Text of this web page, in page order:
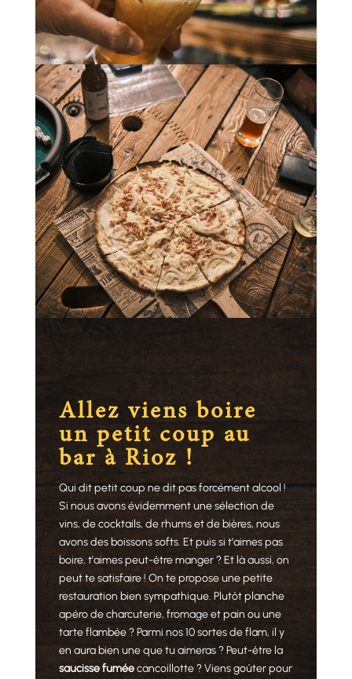
Allez viens boire
un petit coup au
bar à Rioz !
Qui dit petit coup ne dit pas forcément alcool !
Si nous avons évidemment une sélection de
vins, de cocktails, de rhums et de bières, nous
avons des boissons softs. Et puis si t’aimes pas
boire, t’aimes peut-être manger ? Et là aussi, on
peut te satisfaire ! On te propose une petite
restauration bien sympathique. Plutôt planche
apéro de charcuterie, fromage et pain ou une
tarte flambée ? Parmi nos 10 sortes de flam, il y
en aura bien une que tu aimeras ? Peut-être la
saucisse fuméecancoillotte ? Viens goûter pour